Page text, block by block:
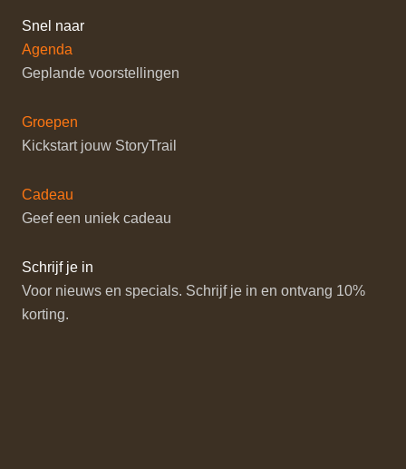
Snel naar
Agenda
Geplande voorstellingen
Groepen
Kickstart jouw StoryTrail
Cadeau
Geef een uniek cadeau
Schrijf je in
Voor nieuws en specials. Schrijf je in en ontvang 10%
korting.